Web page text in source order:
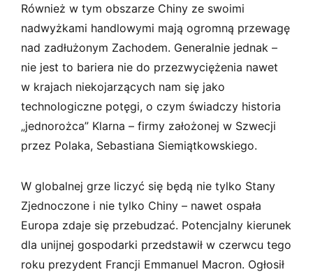
Również w tym obszarze Chiny ze swoimi
nadwyżkami handlowymi mają ogromną przewagę
nad zadłużonym Zachodem. Generalnie jednak –
nie jest to bariera nie do przezwyciężenia nawet
w krajach niekojarzących nam się jako
technologiczne potęgi, o czym świadczy historia
„jednorożca” Klarna – firmy założonej w Szwecji
przez Polaka, Sebastiana Siemiątkowskiego.
W globalnej grze liczyć się będą nie tylko Stany
Zjednoczone i nie tylko Chiny – nawet ospała
Europa zdaje się przebudzać. Potencjalny kierunek
dla unijnej gospodarki przedstawił w czerwcu tego
roku prezydent Francji Emmanuel Macron. Ogłosił